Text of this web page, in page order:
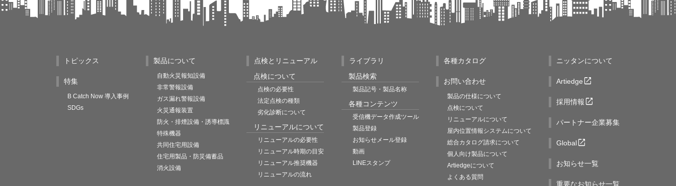
トピックス
特集
B Catch Now 導入事例
SDGs
製品について
自動火災報知設備
非常警報設備
ガス漏れ警報設備
火災通報装置
防火・排煙設備・誘導標識
特殊機器
共同住宅用設備
住宅用製品・防災備蓄品
消火設備
点検とリニューアル
点検について
点検の必要性
法定点検の種類
劣化診断について
リニューアルについて
リニューアルの必要性
リニューアル時期の目安
リニューアル推奨機器
リニューアルの流れ
ライブラリ
製品検索
製品記号・製品名称
各種コンテンツ
受信機データ作成ツール
製品登録
お知らせメール登録
動画
LINEスタンプ
各種カタログ
お問い合わせ
製品の仕様について
点検について
リニューアルについて
屋内位置情報システムについて
総合カタログ請求について
個人向け製品について
Artiedgeについて
よくある質問
ニッタンについて
Artiedgeopen_in_new
採用情報open_in_new
パートナー企業募集
Globalopen_in_new
お知らせ一覧
重要なお知らせ一覧